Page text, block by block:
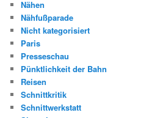
Nähen
Nähfußparade
Nicht kategorisiert
Paris
Presseschau
Pünktlichkeit der Bahn
Reisen
Schnittkritik
Schnittwerkstatt